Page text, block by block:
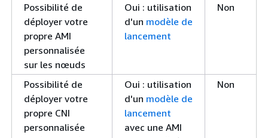
Possibilité de
déployer votre
propre AMI
personnalisée
sur les nœuds
Oui : utilisation
d'un modèle de
lancement
Non
Possibilité de
déployer votre
propre CNI
personnalisée
Oui : utilisation
d'un modèle de
lancement
avec une AMI
Non